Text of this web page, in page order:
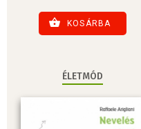
KOSÁRBA
ÉLETMÓD